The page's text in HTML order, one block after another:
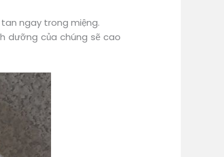
ngay trong miệng.
dưỡng của chúng sẽ cao